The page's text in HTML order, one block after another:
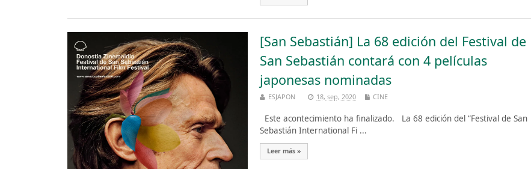
[San Sebastián] La 68 edición del Festival de
San Sebastián contará con 4 películas
japonesas nominadas
ESJAPON 18, sep, 2020 CINE
Este acontecimiento ha finalizado. La 68 edición del “Festival de San
Sebastián International Fi ...
Leer más »